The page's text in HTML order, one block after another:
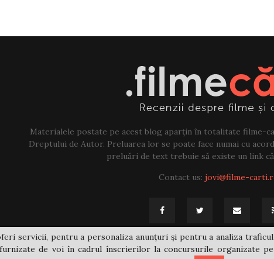
Materialele postate pe acest blog aparțin în totalitate filme-
Dreptului de Autor. Preluarea lor se poate face numai cu
preluări de text trebuie să existe un link
Contact us: jovi@filme-
servicii, pentru a personaliza anunțuri și pentru a analiza
de voi în cadrul înscrierilor la concursurile organizate